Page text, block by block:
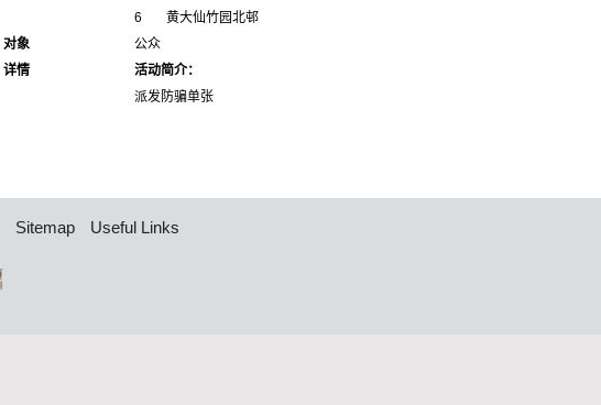
6
黄大仙竹园北邨
对象
公众
详情
活动简介：
派发防骗单张
Sitemap Useful Links